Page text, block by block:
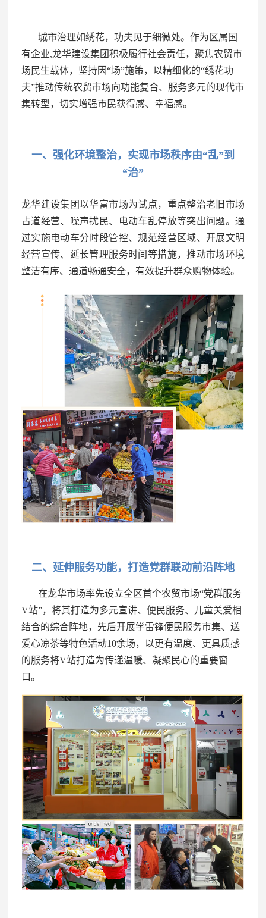
城市治理如绣花，功夫见于细微处。作为区属国
有企业,龙华建设集团积极履行社会责任，聚焦农贸市
场民生载体，坚持因“场”施策，以精细化的“绣花功
夫”推动传统农贸市场向功能复合、服务多元的现代市
集转型，切实增强市民获得感、幸福感。
一、强化环境整治，实现市场秩序由“乱”到
“治”
龙华建设集团以华富市场为试点，重点整治老旧市场
占道经营、噪声扰民、电动车乱停放等突出问题。通
过实施电动车分时段管控、规范经营区域、开展文明
经营宣传、延长管理服务时间等措施，推动市场环境
整洁有序、通道畅通安全，有效提升群众购物体验。
二、延伸服务功能，打造党群联动前沿阵地
在龙华市场率先设立全区首个农贸市场“党群服务
V站”，将其打造为多元宣讲、便民服务、儿童关爱相
结合的综合阵地，先后开展学雷锋便民服务市集、送
爱心凉茶等特色活动10余场，以更有温度、更具质感
的服务将V站打造为传递温暖、凝聚民心的重要窗
口。